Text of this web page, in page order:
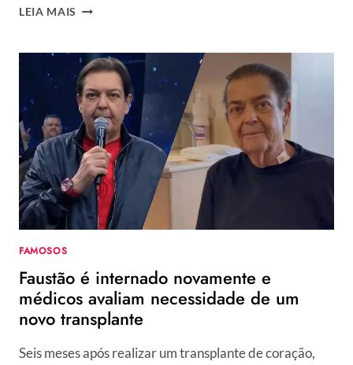
LEIA MAIS FAUSTÃO
DE
SAÚDE
REVELADO
DEZ
DIAS
APÓS
SEGUNDO
TRANSPLANTE:
“ESTÁ
SEGUINDO”
FAMOSOS
Faustão é internado novamente e
médicos avaliam necessidade de um
novo transplante
Seis meses após realizar um transplante de coração,